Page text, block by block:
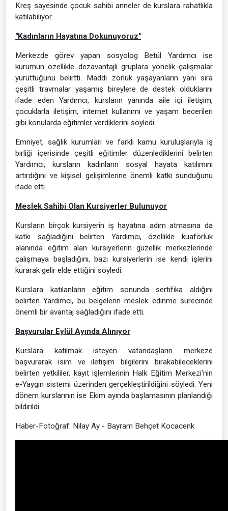
Kreş sayesinde çocuk sahibi anneler de kurslara rahatlıkla
katılabiliyor.
"Kadınların Hayatına Dokunuyoruz"
Merkezde görev yapan sosyolog Betül Yardımcı ise
kurumun özellikle dezavantajlı gruplara yönelik çalışmalar
yürüttüğünü belirtti. Maddi zorluk yaşayanların yanı sıra
çeşitli travmalar yaşamış bireylere de destek olduklarını
ifade eden Yardımcı, kursların yanında aile içi iletişim,
çocuklarla iletişim, internet kullanımı ve yaşam becerileri
gibi konularda eğitimler verdiklerini söyledi.
Emniyet, sağlık kurumları ve farklı kamu kuruluşlarıyla iş
birliği içerisinde çeşitli eğitimler düzenlediklerini belirten
Yardımcı, kursların kadınların sosyal hayata katılımını
artırdığını ve kişisel gelişimlerine önemli katkı sunduğunu
ifade etti.
Meslek Sahibi Olan Kursiyerler Bulunuyor
Kursların birçok kursiyerin iş hayatına adım atmasına da
katkı sağladığını belirten Yardımcı, özellikle kuaförlük
alanında eğitim alan kursiyerlerin güzellik merkezlerinde
çalışmaya başladığını, bazı kursiyerlerin ise kendi işlerini
kurarak gelir elde ettiğini söyledi.
Kurslara katılanların eğitim sonunda sertifika aldığını
belirten Yardımcı, bu belgelerin meslek edinme sürecinde
önemli bir avantaj sağladığını ifade etti.
Başvurular Eylül Ayında Alınıyor
Kurslara katılmak isteyen vatandaşların merkeze
başvurarak isim ve iletişim bilgilerini bırakabileceklerini
belirten yetkililer, kayıt işlemlerinin Halk Eğitim Merkezi'nin
e-Yaygın sistemi üzerinden gerçekleştirildiğini söyledi. Yeni
dönem kurslarının ise Ekim ayında başlamasının planlandığı
bildirildi.
Haber-Fotoğraf: Nilay Ay - Bayram Behçet Kocacenk